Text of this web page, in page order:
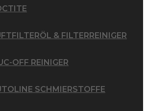
& FILTERREINIGER
OFF REINIGER
SCHMIERSTOFFE